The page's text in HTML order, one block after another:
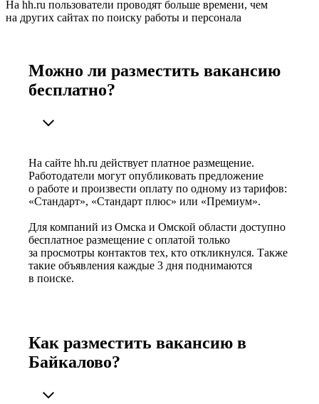
На hh.ru пользователи проводят больше времени, чем
на других сайтах по поиску работы и персонала
Можно ли разместить вакансию
бесплатно?
На сайте hh.ru действует платное размещение.
Работодатели могут опубликовать предложение
о работе и произвести оплату по одному из тарифов:
«Стандарт», «Стандарт плюс» или «Премиум».
Для компаний из Омска и Омской области доступно
бесплатное размещение с оплатой только
за просмотры контактов тех, кто откликнулся. Также
такие объявления каждые 3 дня поднимаются
в поиске.
Как разместить вакансию в
Байкалово?